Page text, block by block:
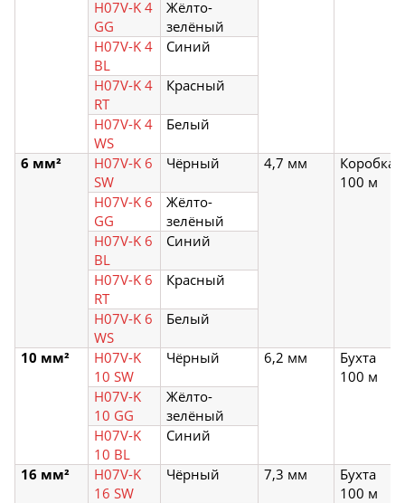
H07V-K 4
GG
Жёлто-
зелёный
H07V-K 4
BL
Синий
H07V-K 4
RT
Красный
H07V-K 4
WS
Белый
6 мм²
H07V-K 6
SW
Чёрный 4,7 мм
Коробка
100 м
H07V-K 6
GG
Жёлто-
зелёный
H07V-K 6
BL
Синий
H07V-K 6
RT
Красный
H07V-K 6
WS
Белый
10 мм²
H07V-K
10 SW
Чёрный 6,2 мм
Бухта
100 м
H07V-K
10 GG
Жёлто-
зелёный
H07V-K
10 BL
Синий
16 мм²
H07V-K
16 SW
Чёрный 7,3 мм
Бухта
100 м